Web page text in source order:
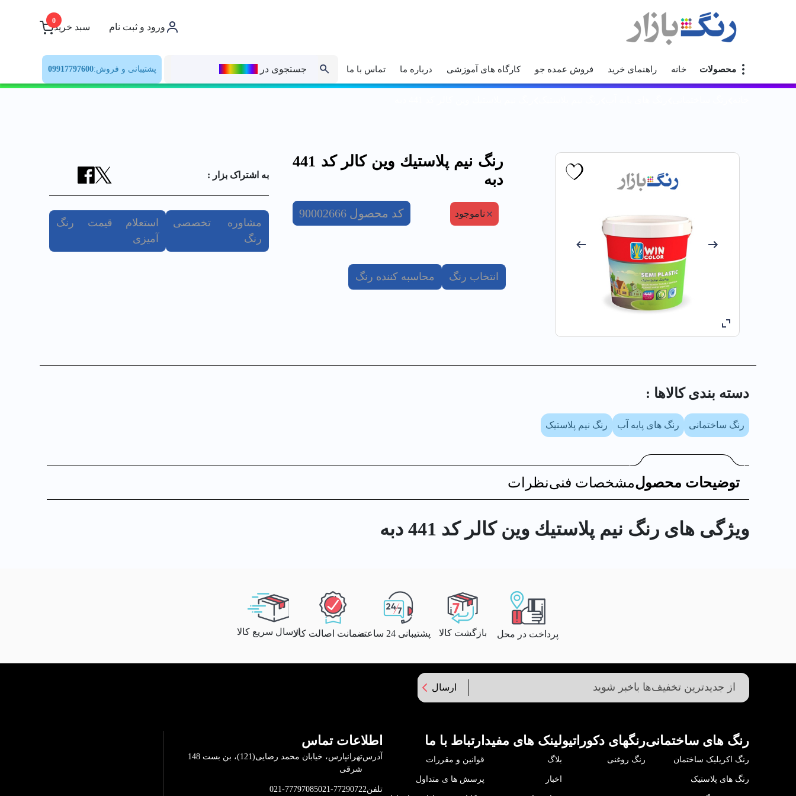
ورود و ثبت نام سبد خرید
0
محصولات خانه راهنمای خرید فروش عمده جو کارگاه های آموزشی درباره ما تماس با ما جستجوی در پشتیبانی و فروش:09917797600
رنگ نيم پلاستيك وین کالر کد 441
دبه
ناموجود کد محصول 90002666
انتخاب رنگ محاسبه کننده رنگ
به اشتراک بزار :
مشاوره تخصصی
رنگ
استعلام قیمت رنگ
آمیزی
دسته بندی کالا‌ها :
رنگ ساختمانی رنگ های پایه آب رنگ نیم پلاستیک
توضیحات محصولمشخصات فنینظرات
ویژگی های رنگ نيم پلاستيك وین کالر کد 441 دبه
پرداخت در محل بازگشت کالا پشتیبانی 24 ساعته ضمانت اصالت کالاارسال سریع کالا
ارسال
رنگ های ساختمانی
رنگ اکریلیک ساختمان
رنگ های پلاستیک
رنگهای دکوراتیو
رنگ روغنی
لینک های مفید
بلاگ
اخبار
ارتباط با ما
قوانین و مقررات
پرسش ها ی متداول
اطلاعات تماس
آدرس
تهرانپارس، خیابان محمد رضایی(121)، بن بست 148
شرقی
تلفن021-77290722
021-77797085